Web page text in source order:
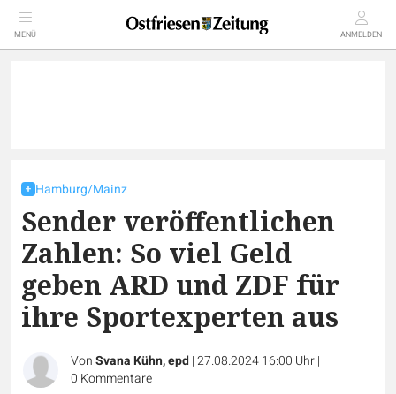
MENÜ ANMELDEN
Hamburg/Mainz
Sender veröffentlichen
Zahlen: So viel Geld
geben ARD und ZDF für
ihre Sportexperten aus
VonSvana Kühn, epd|27.08.2024 16:00 Uhr|
0 Kommentare